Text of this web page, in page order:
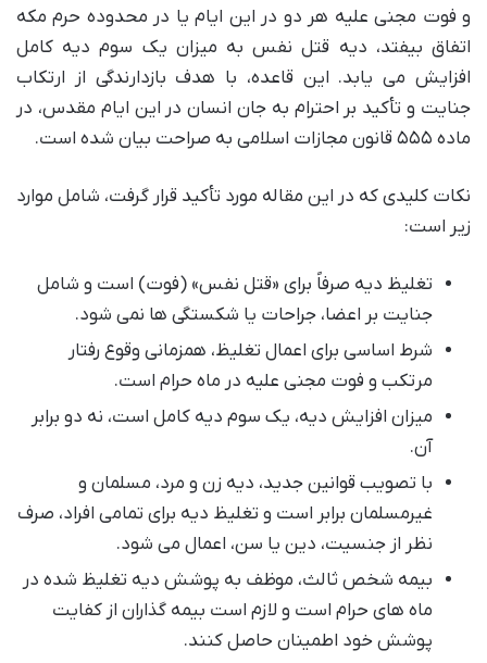
و فوت مجنی علیه هر دو در این ایام یا در محدوده حرم مکه
اتفاق بیفتد، دیه قتل نفس به میزان یک سوم دیه کامل
افزایش می یابد. این قاعده، با هدف بازدارندگی از ارتکاب
جنایت و تأکید بر احترام به جان انسان در این ایام مقدس، در
ماده ۵۵۵ قانون مجازات اسلامی به صراحت بیان شده است.
نکات کلیدی که در این مقاله مورد تأکید قرار گرفت، شامل موارد
زیر است:
تغلیظ دیه صرفاً برای «قتل نفس» (فوت) است و شامل
جنایت بر اعضا، جراحات یا شکستگی ها نمی شود.
شرط اساسی برای اعمال تغلیظ، همزمانی وقوع رفتار
مرتکب و فوت مجنی علیه در ماه حرام است.
میزان افزایش دیه، یک سوم دیه کامل است، نه دو برابر
آن.
با تصویب قوانین جدید، دیه زن و مرد، مسلمان و
غیرمسلمان برابر است و تغلیظ دیه برای تمامی افراد، صرف
نظر از جنسیت، دین یا سن، اعمال می شود.
بیمه شخص ثالث، موظف به پوشش دیه تغلیظ شده در
ماه های حرام است و لازم است بیمه گذاران از کفایت
پوشش خود اطمینان حاصل کنند.